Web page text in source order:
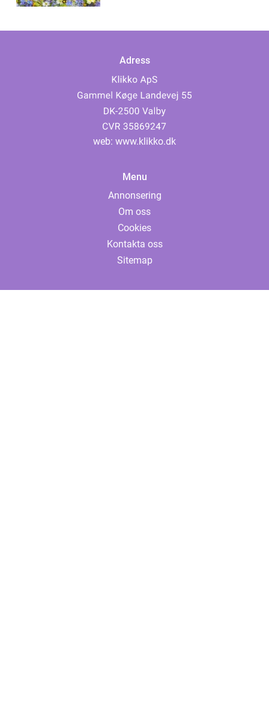
Adress
web: www.klikko.dk
Menu
Annonsering
Om oss
Cookies
Kontakta oss
Sitemap